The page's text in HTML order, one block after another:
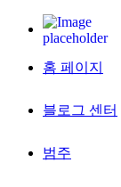
홈 페이지
블로그 센터
범주